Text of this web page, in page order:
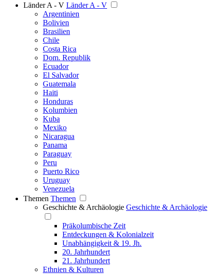
Länder A - V Länder A - V
Argentinien
Bolivien
Brasilien
Chile
Costa Rica
Dom. Republik
Ecuador
El Salvador
Guatemala
Haiti
Honduras
Kolumbien
Kuba
Mexiko
Nicaragua
Panama
Paraguay
Peru
Puerto Rico
Uruguay
Venezuela
Themen Themen
Geschichte & Archäologie Geschichte & Archäologie
Präkolumbische Zeit
Entdeckungen & Kolonialzeit
Unabhängigkeit & 19. Jh.
20. Jahrhundert
21. Jahrhundert
Ethnien & Kulturen